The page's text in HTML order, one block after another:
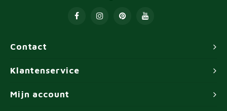
Contact
Klantenservice
Mijn account